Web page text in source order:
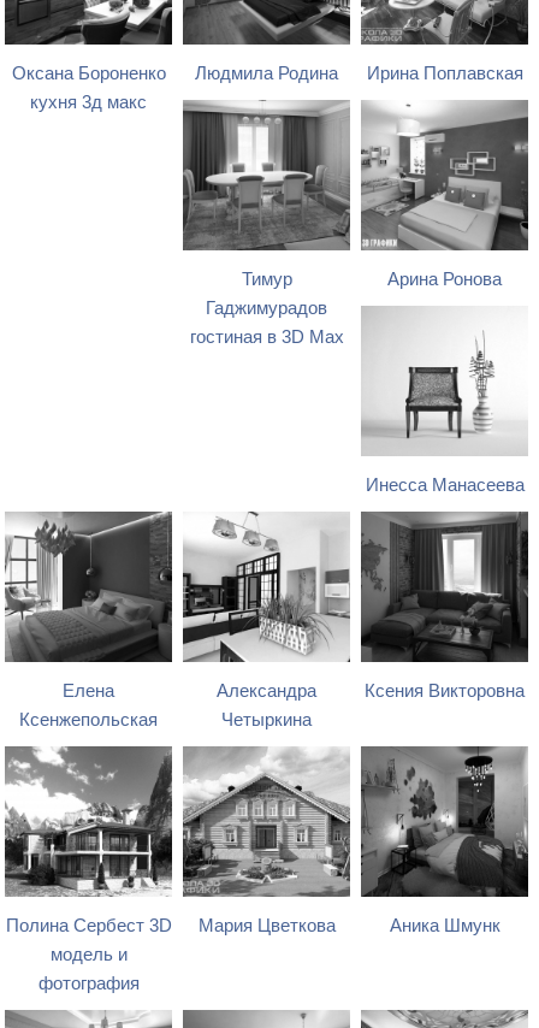
Оксана Бороненко
кухня 3д макс
Людмила Родина Ирина Поплавская
Тимур
Гаджимурадов
гостиная в 3D Max
Арина Ронова
Инесса Манасеева
Елена
Ксенжепольская
Александра
Четыркина
Ксения Викторовна
Полина Сербест 3D
модель и
фотография
Мария Цветкова Аника Шмунк